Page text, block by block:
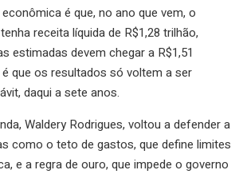
é que, no ano que vem, o
receita líquida de R$1,28 trilhão,
estimadas devem chegar a R$1,51
que os resultados só voltem a ser
daqui a sete anos.
Waldery Rodrigues, voltou a defender a
como o teto de gastos, que define limites
e a regra de ouro, que impede o governo